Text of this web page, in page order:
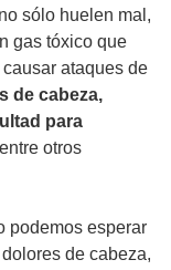
sólo huelen mal,
gas tóxico que
ataques de
de cabeza,
para
otros
podemos esperar
de cabeza,